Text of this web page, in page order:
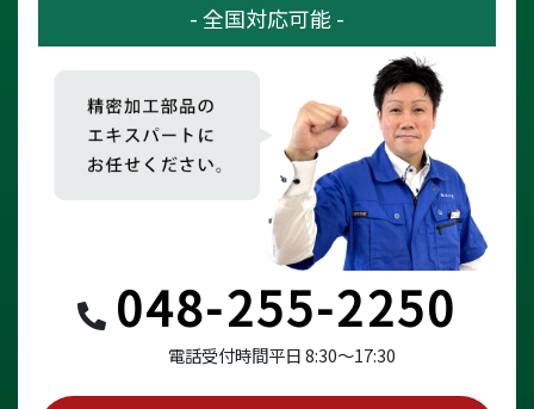
- 全国対応可能 -
048-255-2250
電話受付時間平日 8:30～17:30